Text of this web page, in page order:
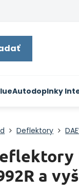
Autodoplnky
Deflektory
a